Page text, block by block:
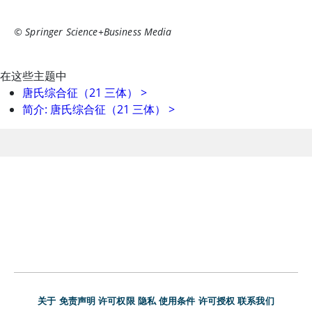
© Springer Science+Business Media
在这些主题中
唐氏综合征（21 三体）
>
简介: 唐氏综合征（21 三体）
>
关于 免责声明 许可权限 隐私 使用条件 许可授权 联系我们